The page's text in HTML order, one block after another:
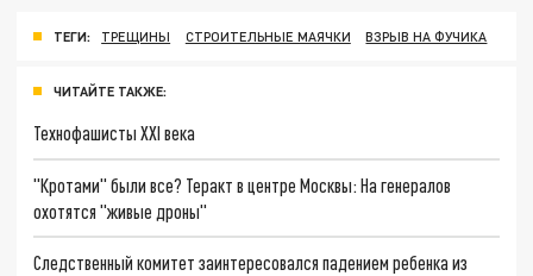
ТЕГИ: ТРЕЩИНЫ СТРОИТЕЛЬНЫЕ МАЯЧКИ ВЗРЫВ НА ФУЧИКА
ЧИТАЙТЕ ТАКЖЕ:
Технофашисты XXI века
"Кротами" были все? Теракт в центре Москвы: На генералов
охотятся "живые дроны"
Следственный комитет заинтересовался падением ребенка из